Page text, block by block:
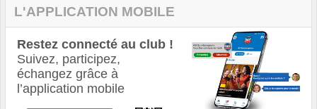
L'APPLICATION MOBILE
Restez connecté au club !
Suivez, participez,
échangez grâce à
l’application mobile